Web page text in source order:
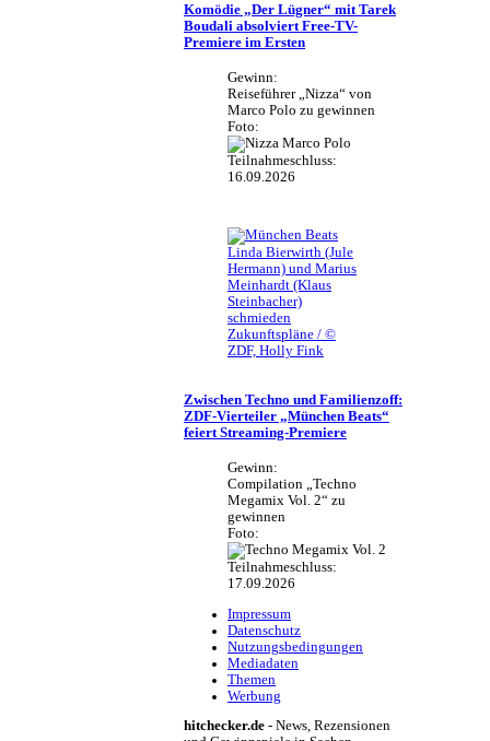
Komödie „Der Lügner“ mit Tarek
Boudali absolviert Free-TV-
Premiere im Ersten
Gewinn:
Reiseführer „Nizza“ von
Marco Polo zu gewinnen
Foto:
Teilnahmeschluss:
16.09.2026
Linda Bierwirth (Jule
Hermann) und Marius
Meinhardt (Klaus
Steinbacher)
schmieden
Zukunftspläne / ©
ZDF, Holly Fink
Zwischen Techno und Familienzoff:
ZDF-Vierteiler „München Beats“
feiert Streaming-Premiere
Gewinn:
Compilation „Techno
Megamix Vol. 2“ zu
gewinnen
Foto:
Teilnahmeschluss:
17.09.2026
Impressum
Datenschutz
Nutzungsbedingungen
Mediadaten
Themen
Werbung
hitchecker.de - News, Rezensionen